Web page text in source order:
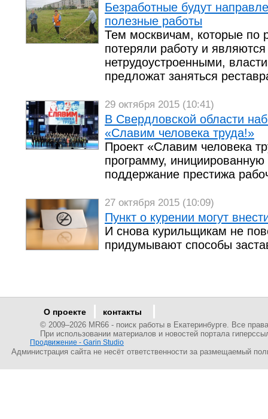
Безработные будут
полезные работы
Тем москвичам, которые по
потеряли работу и
нетрудоустроенными,
предложат заняться
29 октября 2015 (10:41)
В Свердловской области
«Славим человека труда!»
Проект «Славим человека
программу,
поддержание престижа
27 октября 2015 (10:09)
Пункт о курении могут
И снова курильщикам не
придумывают способы
О проекте контакты
© 2009–2026 MR66 - поиск работы в Екатеринбурге. Все
При использовании материалов и новостей портала
Продвижение - Garin Studio
Администрация сайта не несёт ответственности за размещаемый